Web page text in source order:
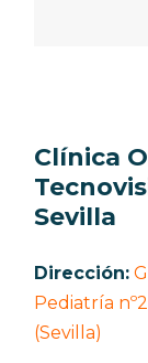
Clínica
Sevilla
Dirección:
Pediatría
(Sevilla)